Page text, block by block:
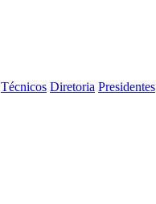
Técnicos Diretoria Presidentes